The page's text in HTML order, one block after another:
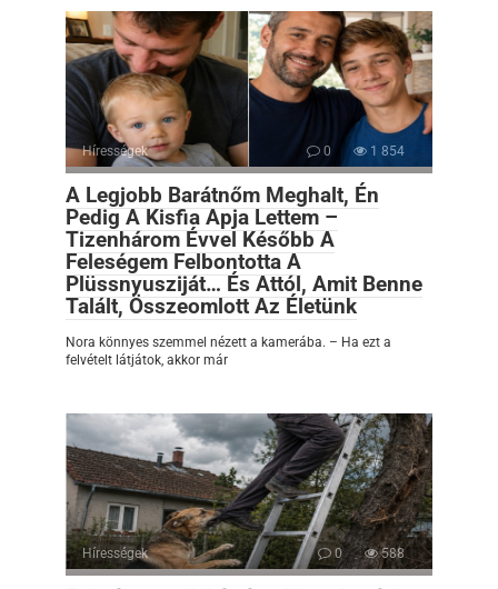
Hírességek 0 1 854
A Legjobb Barátnőm Meghalt, Én
Pedig A Kisfia Apja Lettem –
Tizenhárom Évvel Később A
Feleségem Felbontotta A
Plüssnyusziját… És Attól, Amit Benne
Talált, Összeomlott Az Életünk
Nora könnyes szemmel nézett a kamerába. – Ha ezt a
felvételt látjátok, akkor már
Hírességek 0 588